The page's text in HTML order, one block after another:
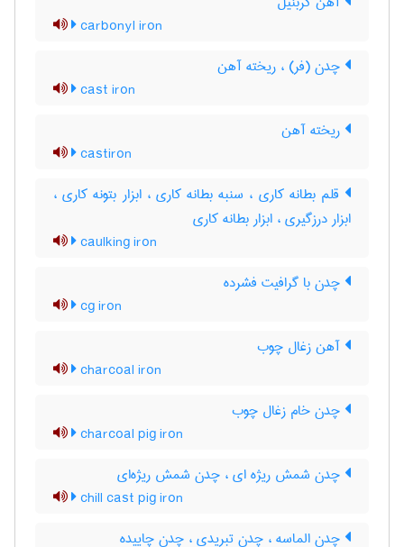
carbonyl iron
چدن (فر) ، ریخته آهن
cast iron
ریخته آهن
castiron
قلم بطانه کاری ، سنبه بطانه کاری ، ابزار بتونه کاری ،
ابزار درزگیری ، ابزار بطانه کاری
caulking iron
چدن با گرافیت فشرده
cg iron
آهن زغال چوب
charcoal iron
چدن خام زغال چوب
charcoal pig iron
چدن شمش ریژه ای ، چدن شمش ریژه‌ای
chill cast pig iron
چدن الماسه ، چدن تبریدی ، چدن چاییده